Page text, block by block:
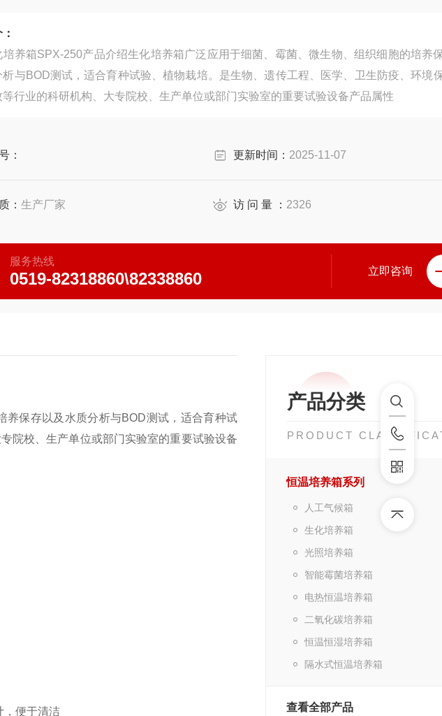
培养箱SPX-250产品介绍生化培养箱广泛应用于细菌、霉菌、微生物、组织细胞的培养
析与BOD测试，适合育种试验、植物栽培。是生物、遗传工程、医学、卫生防疫、环境
等行业的科研机构、大专院校、生产单位或部门实验室的重要试验设备产品属性
： 更新时间： 2025-11-07
： 生产厂家 访 问 量 ： 2326
服务热线
0519-82318860\82338860 立即咨询
产品分类
PRODUCT
恒温培养箱系列
人工气候箱
生化培养箱
光照培养箱
智能霉菌培养箱
电热恒温培养箱
二氧化碳培养箱
恒温恒湿培养箱
隔水式恒温培养箱
查看全部产品
养保存以及水质分析与BOD测试，适合育种试
院校、生产单位或部门实验室的重要试验设备
，便于清洁